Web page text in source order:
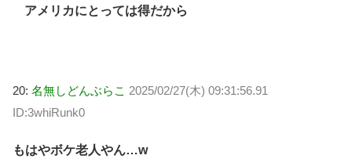
アメリカにとっては得だから
20: 名無しどんぶらこ 2025/02/27(木) 09:31:56.91
ID:3whiRunk0
もはやボケ老人やん…w